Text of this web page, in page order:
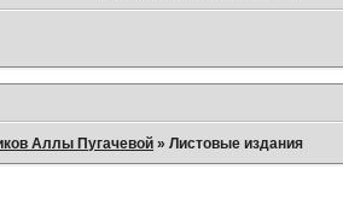
Аллы Пугачевой »Листовые издания